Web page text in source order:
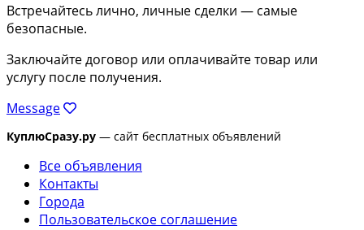
Встречайтесь лично, личные сделки — самые
безопасные.
Заключайте договор или оплачивайте товар или
услугу после получения.
Message
КуплюСразу.ру — сайт бесплатных объявлений
Все объявления
Контакты
Города
Пользовательское соглашение